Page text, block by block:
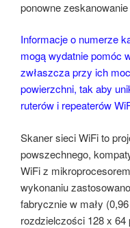
ponowne
Informacje o numerze
mogą wydatnie pomóc
zwłaszcza przy ich
powierzchni, tak aby
ruterów i repeaterów
Skaner sieci WiFi to
powszechnego,
WiFi z
wykonaniu
fabrycznie w mały
rozdzielczości 128 x